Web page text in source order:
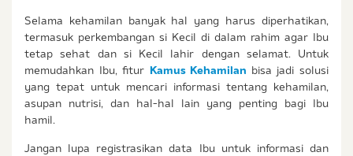
Selama kehamilan banyak hal yang harus diperhatikan,
termasuk perkembangan si Kecil di dalam rahim agar Ibu
tetap sehat dan si Kecil lahir dengan selamat. Untuk
memudahkan Ibu, fitur Kamus Kehamilan bisa jadi solusi
yang tepat untuk mencari informasi tentang kehamilan,
asupan nutrisi, dan hal-hal lain yang penting bagi Ibu
hamil.
Jangan lupa registrasikan data Ibu untuk informasi dan